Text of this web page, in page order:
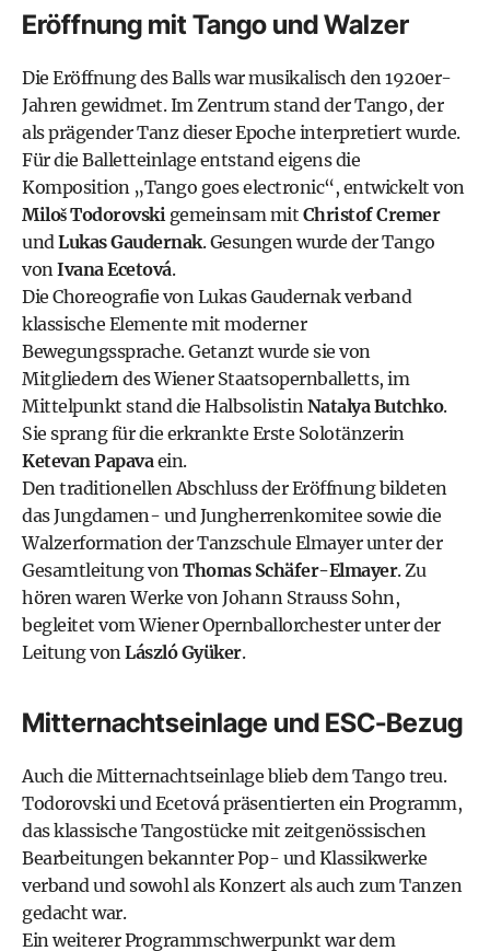
Eröffnung mit Tango und Walzer
Die Eröffnung des Balls war musikalisch den 1920er-
Jahren gewidmet. Im Zentrum stand der Tango, der
als prägender Tanz dieser Epoche interpretiert wurde.
Für die Balletteinlage entstand eigens die
Komposition „Tango goes electronic“, entwickelt von
Miloš Todorovski gemeinsam mit Christof Cremer
undLukas Gaudernak. Gesungen wurde der Tango
vonIvana Ecetová.
Die Choreografie von Lukas Gaudernak verband
klassische Elemente mit moderner
Bewegungssprache. Getanzt wurde sie von
Mitgliedern des Wiener Staatsopernballetts, im
Mittelpunkt stand die HalbsolistinNatalya Butchko.
Sie sprang für die erkrankte Erste Solotänzerin
Ketevan Papavaein.
Den traditionellen Abschluss der Eröffnung bildeten
das Jungdamen- und Jungherrenkomitee sowie die
Walzerformation der Tanzschule Elmayer unter der
Gesamtleitung vonThomas Schäfer-Elmayer. Zu
hören waren Werke von Johann Strauss Sohn,
begleitet vom Wiener Opernballorchester unter der
Leitung vonLászló Gyüker.
Mitternachtseinlage und ESC-Bezug
Auch die Mitternachtseinlage blieb dem Tango treu.
Todorovski und Ecetová präsentierten ein Programm,
das klassische Tangostücke mit zeitgenössischen
Bearbeitungen bekannter Pop- und Klassikwerke
verband und sowohl als Konzert als auch zum Tanzen
gedacht war.
Ein weiterer Programmschwerpunkt war dem